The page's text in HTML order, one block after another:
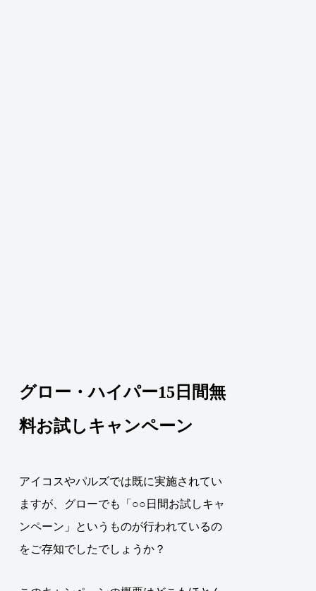
グロー・ハイパー15日間無
料お試しキャンペーン
アイコスやパルズでは既に実施されてい
ますが、グローでも「○○日間お試しキャ
ンペーン」というものが行われているの
をご存知でしたでしょうか？